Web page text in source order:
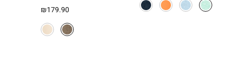
היה:
הוא:
₪179.90